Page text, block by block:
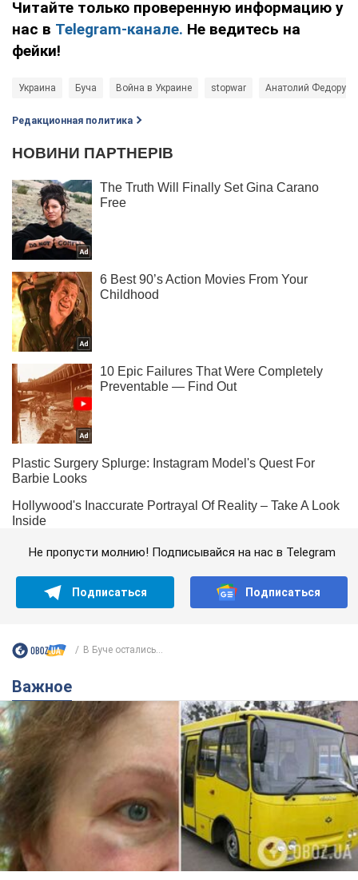
Читайте только проверенную информацию у
нас в Telegram-канале. Не ведитесь на
фейки!
Украина Буча Война в Украине stopwar Анатолий Федорук
Редакционная политика
Не пропусти молнию! Подписывайся на нас в Telegram
Подписаться Подписаться
В Буче остались...
Важное